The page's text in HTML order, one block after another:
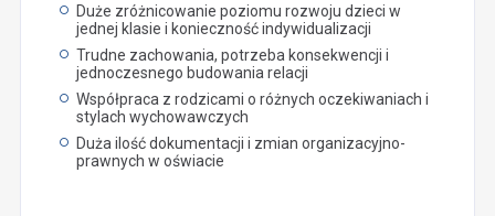
Duże zróżnicowanie poziomu rozwoju dzieci w
jednej klasie i konieczność indywidualizacji
Trudne zachowania, potrzeba konsekwencji i
jednoczesnego budowania relacji
Współpraca z rodzicami o różnych oczekiwaniach i
stylach wychowawczych
Duża ilość dokumentacji i zmian organizacyjno-
prawnych w oświacie